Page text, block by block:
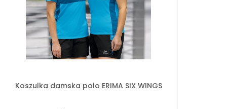
Koszulka damska polo ERIMA SIX WINGS